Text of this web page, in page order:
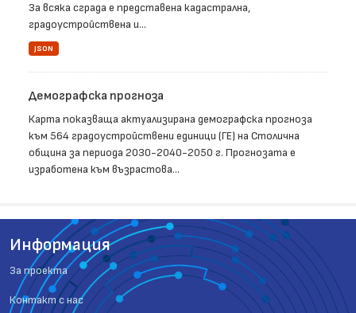
За всяка сграда е представена кадастрална,
градоустройствена и...
JSON
Демографска прогноза
Карта показваща актуализирана демографска прогноза
към 564 градоустройствени единици (ГЕ) на Столична
община за периода 2030-2040-2050 г. Прогнозата е
изработена към възрастова...
Информация
За проекта
Контакт с нас